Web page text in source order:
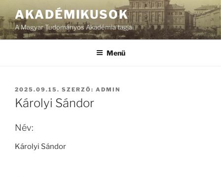
AKADÉMIKUSOK
A Magyar Tudományos Akadémia tagjai
Menü
BEKÜLDVE:
2025.09.15. SZERZŐ: ADMIN
Károlyi Sándor
Név:
Károlyi Sándor